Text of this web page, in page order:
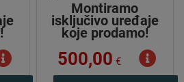
Montiramo
isključivo uređaje
koje prodamo!
500,00 €